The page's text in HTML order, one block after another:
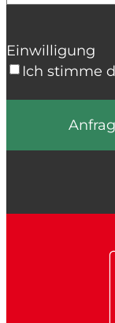
Einwilligung
Ich stimme